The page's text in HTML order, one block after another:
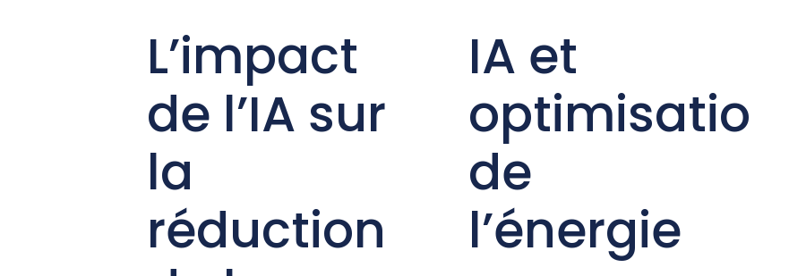
L’impact
de l’IA sur
la
réduction
IA et
optimisation
de
l’énergie